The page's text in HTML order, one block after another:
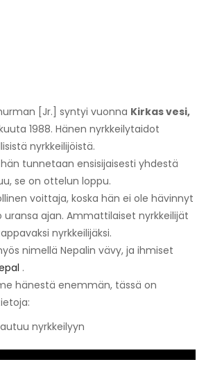
[Jr.] syntyi vuonna Kirkas vesi,
1988. Hänen nyrkkeilytaidot
nyrkkeilijöistä.
tunnetaan ensisijaisesti yhdestä
se on ottelun loppu.
voittaja, koska hän ei ole hävinnyt
ajan. Ammattilaiset nyrkkeilijät
nyrkkeilijäksi.
nimellä Nepalin vävy, ja ihmiset
.
hänestä enemmän, tässä on